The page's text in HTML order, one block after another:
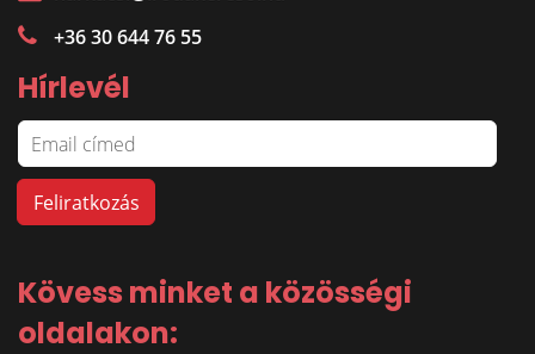
+36 30 644 76 55
Hírlevél
Kövess minket a közösségi
oldalakon: